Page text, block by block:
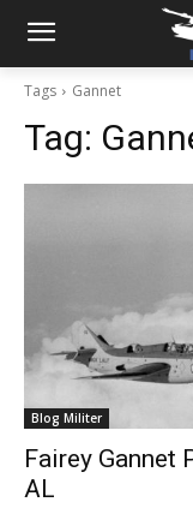
Tags Gannet
Tag:
Blog Militer
Fairey Gannet
AL